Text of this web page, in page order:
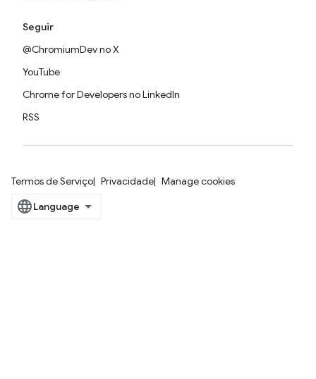
Seguir
@ChromiumDev no X
YouTube
Chrome for Developers no LinkedIn
RSS
Termos de Serviço Privacidade Manage cookies